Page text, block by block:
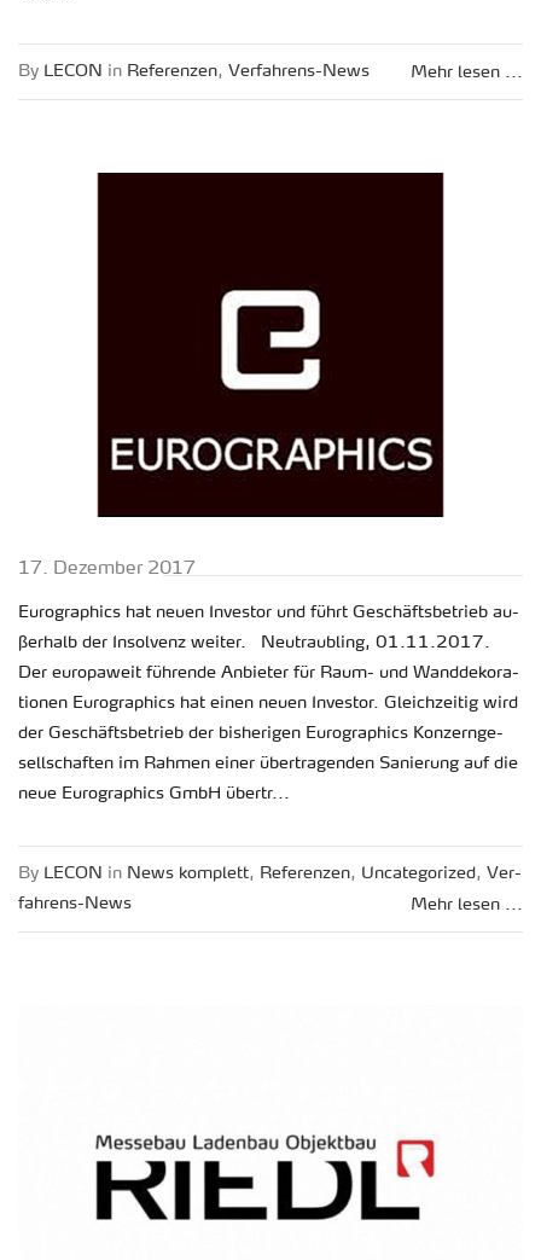
Mehr lesen ...
By LECON in Re­fe­ren­zen, Ver­fah­rens-News
17. De­zem­ber 2017
Eu­ro­gra­phics hat neuen In­ves­tor und führt Ge­schäfts­be­trieb au­
ßer­halb der In­sol­venz wei­ter. Neu­trau­b­ling, 01.11.2017.
Der eu­ro­pa­weit füh­ren­de An­bie­ter für Raum- und Wand­de­ko­ra­
tio­nen Eu­ro­gra­phics hat einen neuen In­ves­tor. Gleich­zei­tig wird
der Ge­schäfts­be­trieb der bis­he­ri­gen Eu­ro­gra­phics Kon­zern­ge­
sell­schaf­ten im Rah­men einer über­tra­gen­den Sa­nie­rung auf die
neue Eu­ro­gra­phics GmbH übertr...
Mehr lesen ...
By LECON in News kom­plett, Re­fe­ren­zen, Un­ca­te­go­ri­zed, Ver­
fah­rens-News